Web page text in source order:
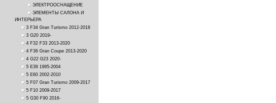
ЭЛЕКТРООСНАЩЕНИЕ
ЭЛЕМЕНТЫ САЛОНА И
ИНТЕРЬЕРА
3 F34 Gran Turismo 2012-2018
3 G20 2019-
4 F32 F33 2013-2020
4 F36 Gran Coupe 2013-2020
4 G22 G23 2020-
5 E39 1995-2004
5 E60 2002-2010
5 F07 Gran Turismo 2009-2017
5 F10 2009-2017
5 G30 F90 2016-